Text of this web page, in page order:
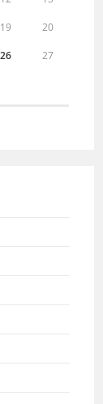
19 20
26 27